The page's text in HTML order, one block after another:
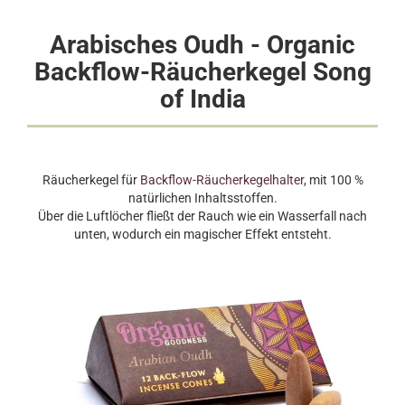
Arabisches Oudh - Organic
Backflow-Räucherkegel Song
of India
Räucherkegel für Backflow-Räucherkegelhalter, mit 100 %
natürlichen Inhaltsstoffen.
Über die Luftlöcher fließt der Rauch wie ein Wasserfall nach
unten, wodurch ein magischer Effekt entsteht.